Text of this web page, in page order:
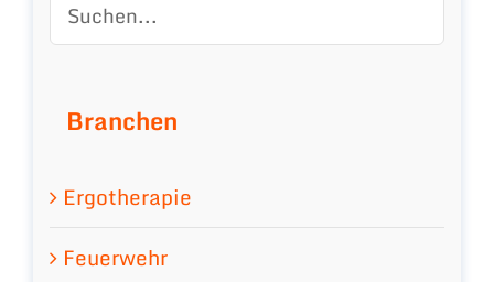
Branchen
Ergotherapie
Feuerwehr